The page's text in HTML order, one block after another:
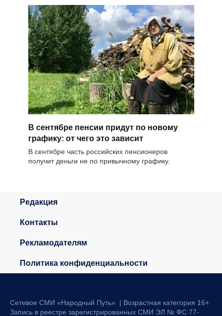
В сентябре пенсии придут по новому
графику: от чего это зависит
В сентябре часть российских пенсионеров
получит деньги не по привычному графику.
Редакция
Контакты
Рекламодателям
Политика конфиденциальности
Сетевое СМИ «Народный Путь» | Возрастная категория 16+
Запись в реестре зарегистрированных СМИ ЭЛ № ФС 77-